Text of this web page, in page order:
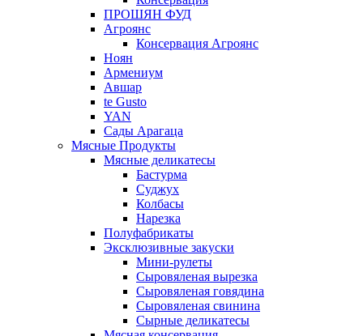
ПРОШЯН ФУД
Агроянс
Консервация Агроянс
Ноян
Армениум
Авшар
te Gusto
YAN
Сады Арагаца
Мясные Продукты
Мясные деликатесы
Бастурма
Суджух
Колбасы
Нарезка
Полуфабрикаты
Эксклюзивные закуски
Мини-рулеты
Сыровяленая вырезка
Сыровяленая говядина
Сыровяленая свинина
Сырные деликатесы